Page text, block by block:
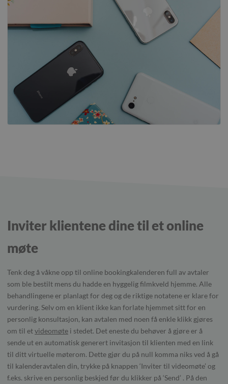
Inviter klientene dine til et online
møte
Tenk deg å våkne opp til online bookingkalenderen full av avtaler
som ble bestilt mens du hadde en hyggelig filmkveld hjemme. Alle
behandlingene er planlagt for deg og de riktige notatene er klare for
vurdering. Selv om en klient ikke kan forlate hjemmet sitt for en
personlig konsultasjon, kan avtalen med noen få enkle klikk gjøres
om til etvideomøte i stedet. Det eneste du behøver å gjøre er å
sende ut en automatisk generert invitasjon til klienten med en link
til ditt virtuelle møterom. Dette gjør du på null komma niks ved å gå
til kalenderavtalen din, trykke på knappen ‘Inviter til videomøte’ og
f.eks. skrive en personlig beskjed før du klikker på ‘Send’ . På den